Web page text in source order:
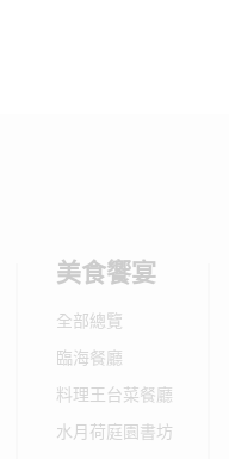
美食饗宴
全部總覽
臨海餐廳
料理王台菜餐廳
水月荷庭園書坊